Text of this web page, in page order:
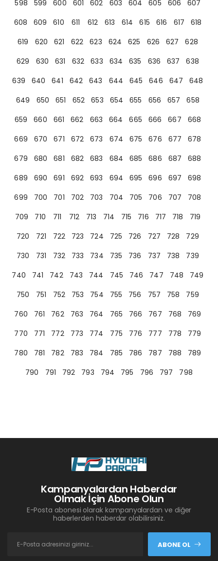
598
599 600 601 602 603 604 605 606
607
608
609 610 611 612 613 614 615 616 617
618
619
620 621 622 623 624 625 626 627
628
629
630 631 632 633 634 635 636 637
638
639
640 641 642 643 644 645 646 647
648
649
650 651 652 653 654 655 656 657
658
659
660 661 662 663 664 665 666 667
668
669
670 671 672 673 674 675 676 677
678
679
680 681 682 683 684 685 686 687
688
689
690 691 692 693 694 695 696 697
698
699
700 701 702 703 704 705 706 707
708
709
710 711 712 713 714 715 716 717 718
719
720
721 722 723 724 725 726 727 728
729
730
731 732 733 734 735 736 737 738
739
740
741 742 743 744 745 746 747 748
749
750
751 752 753 754 755 756 757 758
759
760
761 762 763 764 765 766 767 768
769
770
771 772 773 774 775 776 777 778
779
780
781 782 783 784 785 786 787 788
789
790
791 792 793 794 795 796 797 798
Kampanyalardan Haberdar
Olmak İçin Abone Olun
E-Posta abonesi olarak kampanyalardan ve diğer
haberlerden haberdar olabilirsiniz.
ABONE OL